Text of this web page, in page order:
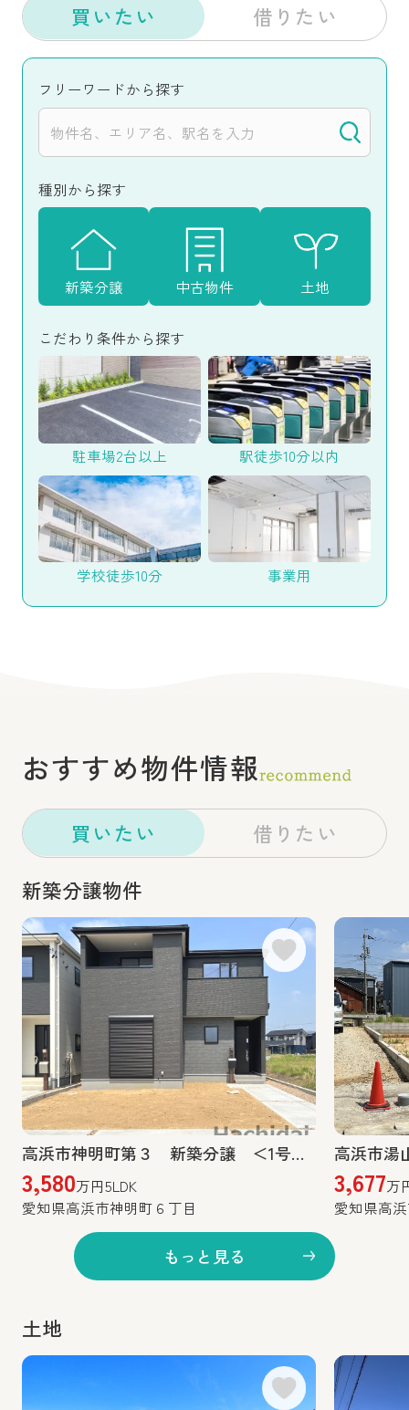
買いたい 借りたい
フリーワードから探す
種別から探す
新築分譲 中古物件 土地
こだわり条件から探す
駐車場2台以上 駅徒歩10分以内
学校徒歩10分 事業用
おすすめ物件情報
買いたい
借りたい
新築分譲物件
高浜市神明町第３ 新築分譲 ＜1号棟＞
3,580万円5LDK
愛知県高浜市神明町６丁目
高浜市湯
3,677万
愛知県高
もっと見る
土地